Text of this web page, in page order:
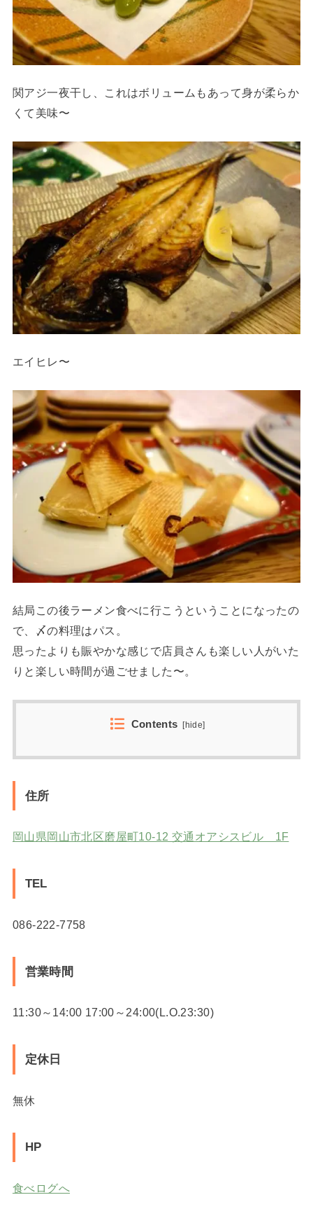
関アジ一夜干し、これはボリュームもあって身が柔らか
くて美味〜
エイヒレ〜
結局この後ラーメン食べに行こうということになったの
で、〆の料理はパス。
思ったよりも賑やかな感じで店員さんも楽しい人がいた
りと楽しい時間が過ごせました〜。
Contents [hide]
住所
岡山県岡山市北区磨屋町10-12 交通オアシスビル 1F
TEL
086-222-7758
営業時間
11:30～14:00 17:00～24:00(L.O.23:30)
定休日
無休
HP
食べログへ